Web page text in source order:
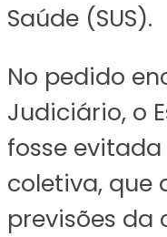
Saúde (SUS).
No pedido
Judiciário, o
fosse
coletiva, que
previsões da